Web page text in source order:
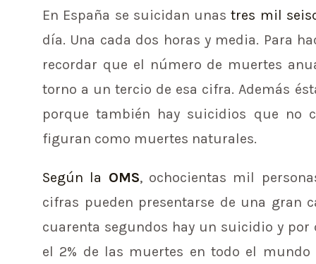
En España se suicidan unastres mil
día. Una cada dos horas y media. Para
recordar que el número de muertes
torno a un tercio de esa cifra. Además
porque también hay suicidios que no
figuran como muertes naturales.
Según la OMS, ochocientas mil
cifras pueden presentarse de una gran
cuarenta segundos hay un suicidio y por
el 2% de las muertes en todo el